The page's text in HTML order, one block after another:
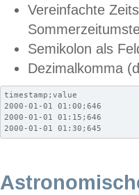
Vereinfachte
Semikolon als
Dezimalkomma
timestamp;value
2000-01-01 01:00;646
2000-01-01 01:15;646
2000-01-01 01:30;645